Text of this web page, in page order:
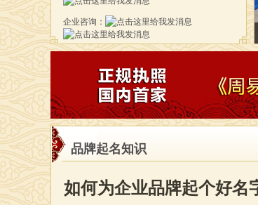
企业咨询：
品牌起名知识
如何为企业品牌起个好名